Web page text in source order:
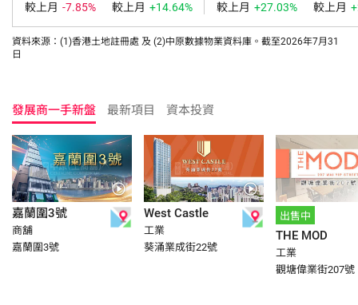
較上月 -7.85% 較上月 +14.64% 較上月 +27.03% 較上月
資料來源：(1)香港土地註冊處 及 (2)中原數據物業資料庫。截至2026年7月31
日
發展商一手新盤 最新項目 資本投資
嘉蘭圍3號
商舖
嘉蘭圍3號
West Castle
工業
葵涌業成街22號
出售中
THE MOD
工業
觀塘偉業街207號